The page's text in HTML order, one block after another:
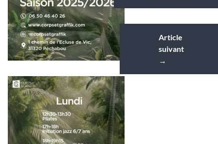
Article
suivant
→